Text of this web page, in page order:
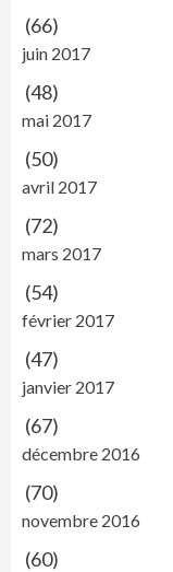
(66)
juin 2017
(48)
mai 2017
(50)
avril 2017
(72)
mars 2017
(54)
février 2017
(47)
janvier 2017
(67)
décembre 2016
(70)
novembre 2016
(60)